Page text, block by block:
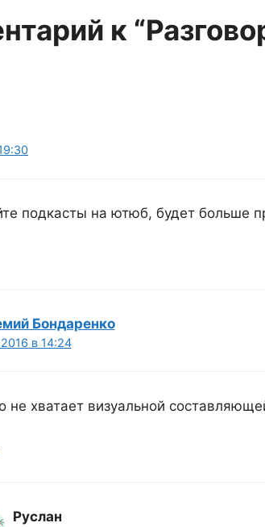
к
подкасты на ютюб, будет больше
Бондаренко
в 14:24
не хватает визуальной
Руслан